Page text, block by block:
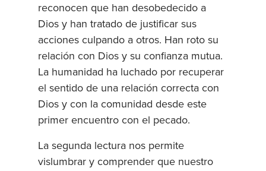
reconocen que han desobedecido a
Dios y han tratado de justificar sus
acciones culpando a otros. Han roto su
relación con Dios y su confianza mutua.
La humanidad ha luchado por recuperar
el sentido de una relación correcta con
Dios y con la comunidad desde este
primer encuentro con el pecado.
La segunda lectura nos permite
vislumbrar y comprender que nuestro